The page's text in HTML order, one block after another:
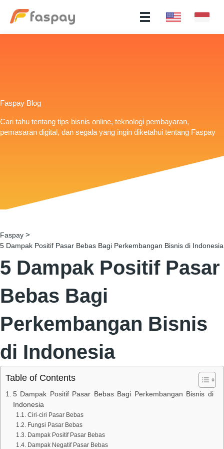
Faspay Blog
Cari tahu tentang tips bisnis online, teknologi pembayaran,
pemasaran digital, dan segala yang ingin diketahui tentang Faspay
Faspay >
5 Dampak Positif Pasar Bebas Bagi Perkembangan Bisnis di Indonesia
5 Dampak Positif Pasar
Bebas Bagi
Perkembangan Bisnis
di Indonesia
Table of Contents
5 Dampak Positif Pasar Bebas Bagi Perkembangan Bisnis di
Indonesia
Ciri-ciri Pasar Bebas
Fungsi Pasar Bebas
Dampak Positif Pasar Bebas
Dampak Negatif Pasar Bebas